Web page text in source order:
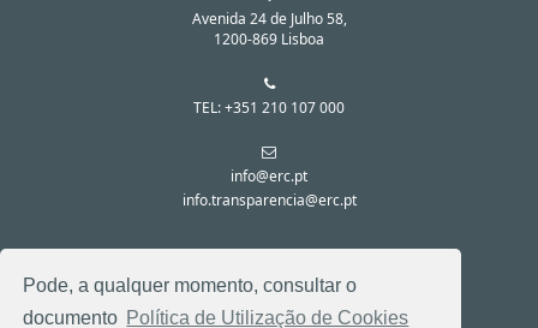
Pode, a qualquer momento, consultar o
documento Política de Utilização de Cookies
Avenida 24 de Julho 58,
1200-869 Lisboa
TEL: +351 210 107 000
info@erc.pt
info.transparencia@erc.pt